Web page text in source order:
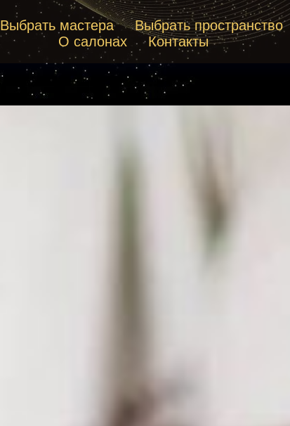
Выбрать мастера Выбрать пространство
О салонах
Контакты